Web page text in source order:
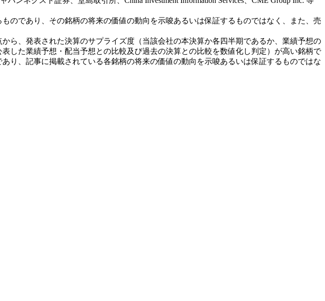
のであり、その銘柄の将来の価値の動向を示唆あるいは保証するものではなく、また、売
ら、発表された決算のサプライズ度（当該会社の本決算か各四半期であるか、業績予想の
した業績予想・配当予想との比較及び過去の決算との比較を数値化し判定）が高い銘柄で
り、記事に掲載されている各銘柄の将来の価値の動向を示唆あるいは保証するものではな